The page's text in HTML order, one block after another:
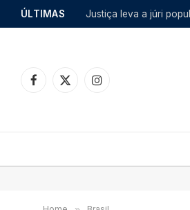
ÚLTIMAS Justiça leva a júri
Facebook
X
Instagram